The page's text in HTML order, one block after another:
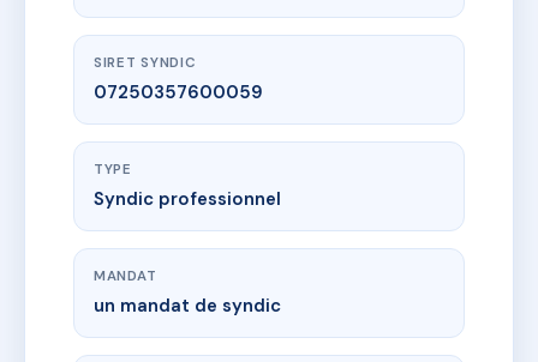
SIRET SYNDIC
07250357600059
TYPE
Syndic professionnel
MANDAT
un mandat de syndic